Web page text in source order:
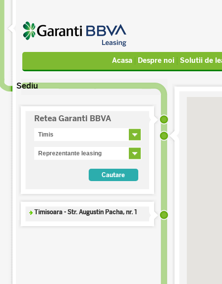
Acasa Despre noi Solutii de
Sediu
Retea Garanti BBVA
Timisoara - Str. Augustin Pacha, nr. 1